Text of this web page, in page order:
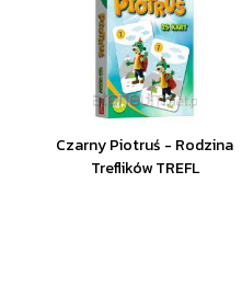
Czarny Piotruś - Rodzina
Treflików TREFL